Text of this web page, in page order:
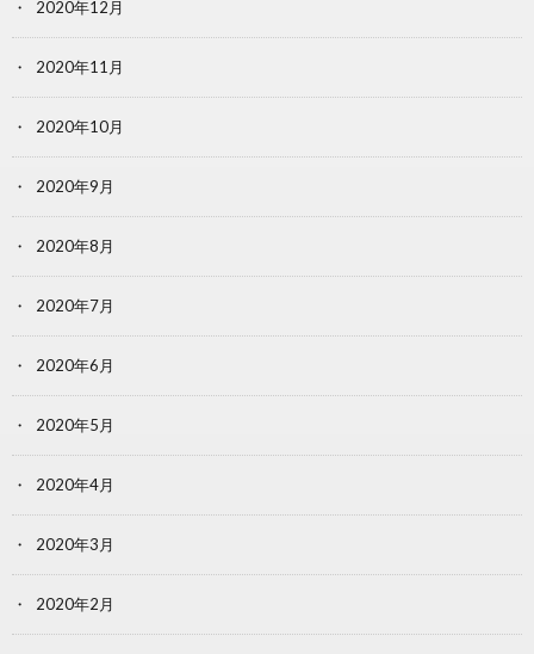
2020年12月
2020年11月
2020年10月
2020年9月
2020年8月
2020年7月
2020年6月
2020年5月
2020年4月
2020年3月
2020年2月